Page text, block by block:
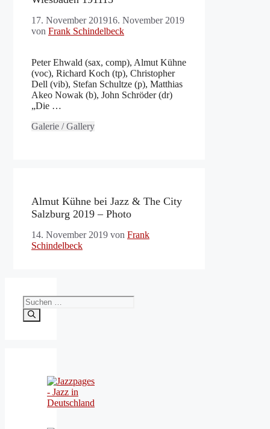
17. November 201916. November 2019
von Frank Schindelbeck
Peter Ehwald (sax, comp), Almut Kühne
(voc), Richard Koch (tp), Christopher
Dell (vib), Stefan Schultze (p), Matthias
Akeo Nowak (b), John Schröder (dr)
„Die …
Galerie / Gallery
Almut Kühne bei Jazz & The City
Salzburg 2019 – Photo
14. November 2019 von Frank
Schindelbeck
Suchen
nach: